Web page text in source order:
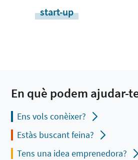
start-up
En què podem ajudar-
Ens vols conèixer?
Estàs buscant feina?
Tens una idea emprenedora?